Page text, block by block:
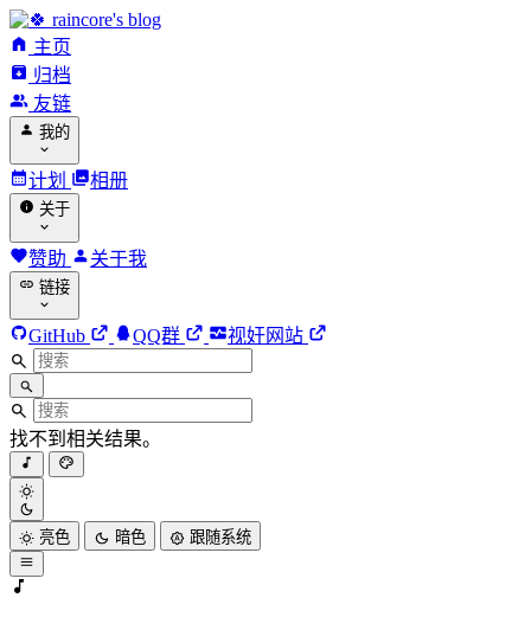
raincore's blog
主页
归档
友链
我的
计划 相册
关于
赞助 关于我
链接
GitHub QQ群 视奸网站
找不到相关结果。
亮色 暗色 跟随系统